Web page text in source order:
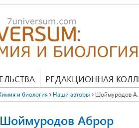
РЕДАКЦИОННАЯ
и биология Наши авторы Шоймуродов А.
Шоймуродов Аброр